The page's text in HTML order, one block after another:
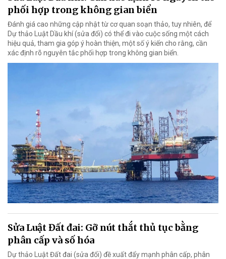
phối hợp trong không gian biển
Đánh giá cao những cập nhật từ cơ quan soạn thảo, tuy nhiên, để
Dự thảo Luật Dầu khí (sửa đổi) có thể đi vào cuộc sống một cách
hiệu quả, tham gia góp ý hoàn thiện, một số ý kiến cho rằng, cần
xác định rõ nguyên tắc phối hợp trong không gian biển.
Sửa Luật Đất đai: Gỡ nút thắt thủ tục bằng
phân cấp và số hóa
Dự thảo Luật Đất đai (sửa đổi) đề xuất đẩy mạnh phân cấp, phân